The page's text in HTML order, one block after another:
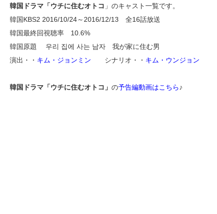
韓国ドラマ「ウチに住むオトコ 」のキャスト一覧です。
韓国KBS2 2016/10/24～2016/12/13 全16話放送
韓国最終回視聴率 10.6%
韓国原題 우리 집에 사는 남자 我が家に住む男
演出・・ キム・ジョンミン シナリオ・・ キム・ウンジョン
韓国ドラマ「ウチに住むオトコ」 の予告編動画はこちら♪